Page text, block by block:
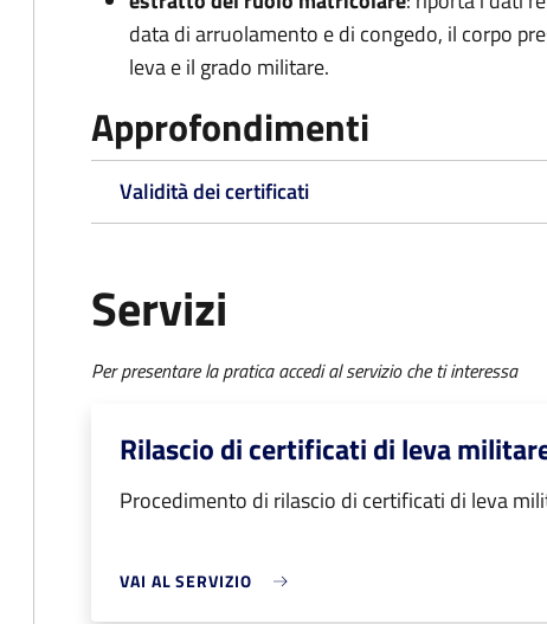
data di arruolamento e di congedo, il corpo
leva e il grado militare.
Approfondimenti
Validità dei certificati
Servizi
Per presentare la pratica accedi al servizio che ti interessa
Rilascio di certificati di leva
Procedimento di rilascio di certificati di leva
VAI AL SERVIZIO